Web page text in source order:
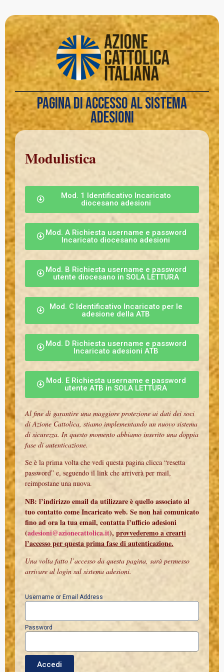
Pagina di accesso al Sistema
Adesioni
Modulistica
Mod. 1 Identificativo Incaricato
diocesano adesioni
Mod. A Richiesta username e password
Incaricato diocesano adesioni
Mod. B Richiesta username e password
utente diocesano in SOLA LETTURA
Mod. C Identificativo Incaricato per le
adesione della ATB
Mod. D Richiesta username e password
Incaricato adesioni ATB
Mod. E Richiesta username e password
utente ATB in SOLA LETTURA
Al fine di garantire una maggiore protezione ai dati dei soci
di Azione Cattolica, stiamo implementando un nuovo sistema
di sicurezza. In questo momento abbiamo inserito una doppia
fase di autenticazione.
Se è la prima volta che vedi questa pagina clicca “resetta
password” e, seguendo il link che arriverà per mail,
reimpostane una nuova.
NB: l’indirizzo email da utilizzare è quello associato al
tuo contatto come Incaricato web. Se non hai comunicato
fino ad ora la tua email, contatta l’ufficio adesioni
(adesioni@azionecattolica.it), provvederemo a crearti
l’accesso per questa prima fase di autenticazione.
Una volta fatto l’accesso da questa pagina, sarà permesso
arrivare al login sul sistema adesioni.
Username or Email Address
Password
Accedi